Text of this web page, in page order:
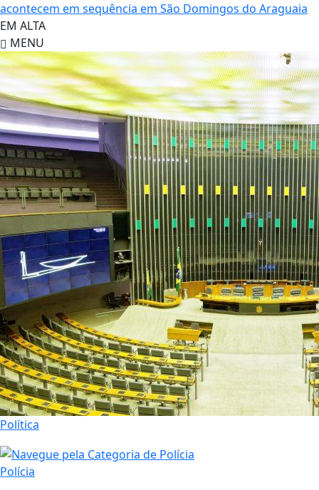
acontecem em sequência em São Domingos do Araguaia
EM ALTA
MENU
Política
Polícia